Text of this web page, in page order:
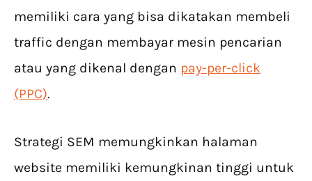
memiliki cara yang bisa dikatakan membeli
traffic dengan membayar mesin pencarian
atau yang dikenal dengan pay-per-click
(PPC).
Strategi SEM memungkinkan halaman
website memiliki kemungkinan tinggi untuk